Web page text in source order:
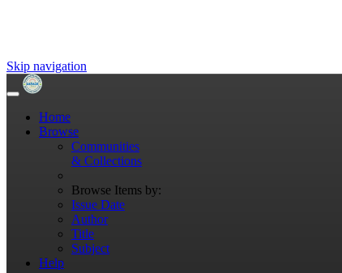
Skip navigation
Home
Browse
Communities
& Collections
Browse Items by:
Issue Date
Author
Title
Subject
Help